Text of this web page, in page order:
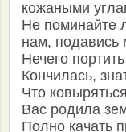
кожаными
Не поминайте
нам,
Нечего
Кончилась,
Что
Вас родила
Полно качать